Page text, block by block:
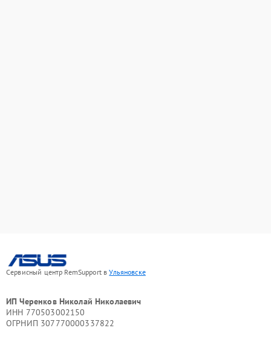
Сервисный центр RemSupport вУльяновске
ИП Черенков Николай Николаевич
ИНН 770503002150
ОГРНИП 307770000337822